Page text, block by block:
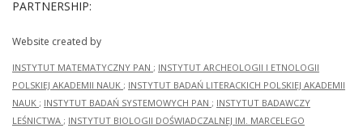
PARTNERSHIP:
Website created by
INSTYTUT MATEMATYCZNY PAN ; INSTYTUT ARCHEOLOGII I ETNOLOGII
POLSKIEJ AKADEMII NAUK ; INSTYTUT BADAŃ LITERACKICH POLSKIEJ AKADEMII
NAUK ; INSTYTUT BADAŃ SYSTEMOWYCH PAN ; INSTYTUT BADAWCZY
LEŚNICTWA ; INSTYTUT BIOLOGII DOŚWIADCZALNEJ IM. MARCELEGO